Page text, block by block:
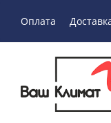
Оплата